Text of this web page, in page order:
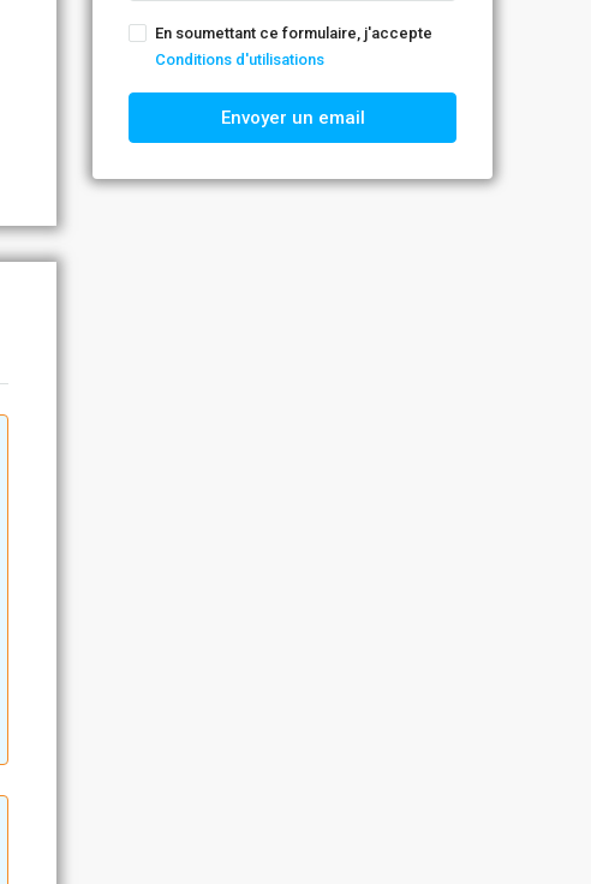
En soumettant ce formulaire, j'accepte
Conditions d'utilisations
Envoyer un email